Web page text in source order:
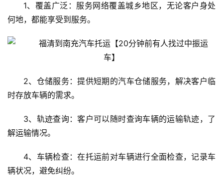
1、覆盖广泛：服务网络覆盖城乡地区，无论客户身处
何地，都能享受到服务。
2、仓储服务：提供短期的汽车仓储服务，解决客户临
时存放车辆的需求。
3、轨迹查询：客户可以随时查询车辆的运输轨迹，了
解运输情况。
4、车辆检查：在托运前对车辆进行全面检查，记录车
辆状况，避免纠纷。